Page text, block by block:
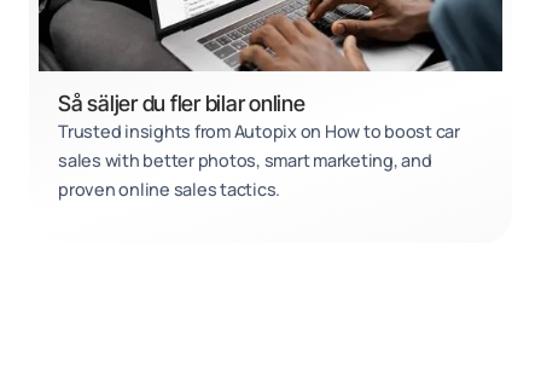
Så säljer du fler bilar online
Trusted insights from Autopix on How to boost car
sales with better photos, smart marketing, and
proven online sales tactics.